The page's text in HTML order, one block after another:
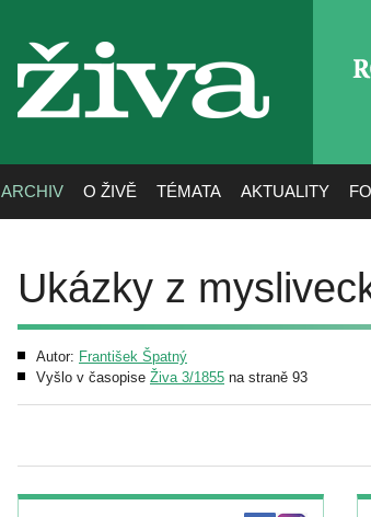
živa
ARCHIV O ŽIVĚ TÉMATA AKTUALITY
Ukázky z
Autor: František Špatný
Vyšlo v časopise Živa 3/1855 na straně 93